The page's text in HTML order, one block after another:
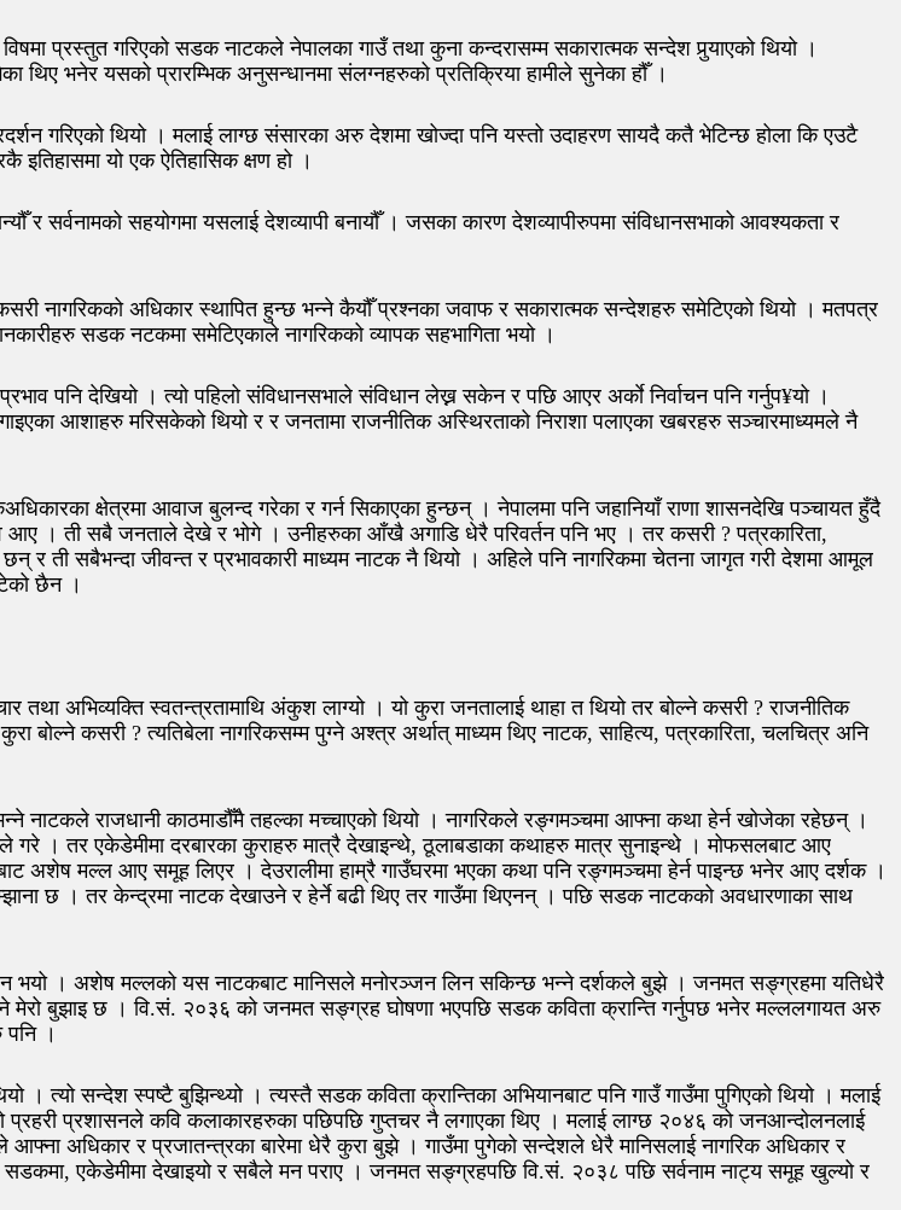
प्रस्तुत गरिएको सडक नाटकले नेपालका गाउँ तथा कुना कन्दरासम्म सकारात्मक सन्देश पुर्‍याएको थियो ।
भनेर यसको प्रारम्भिक अनुसन्धानमा संलग्नहरुको प्रतिक्रिया हामीले सुनेका हौँ ।
गरिएको थियो । मलाई लाग्छ संसारका अरु देशमा खोज्दा पनि यस्तो उदाहरण सायदै कतै भेटिन्छ होला कि एउटै
यो एक ऐतिहासिक क्षण हो ।
र सर्वनामको सहयोगमा यसलाई देशव्यापी बनायौँ । जसका कारण देशव्यापीरुपमा संविधानसभाको आवश्यकता र
नागरिकको अधिकार स्थापित हुन्छ भन्ने कैयौँ प्रश्नका जवाफ र सकारात्मक सन्देशहरु समेटिएको थियो । मतपत्र
सडक नटकमा समेटिएकाले नागरिकको व्यापक सहभागिता भयो ।
पनि देखियो । त्यो पहिलो संविधानसभाले संविधान लेख्न सकेन र पछि आएर अर्काे निर्वाचन पनि गर्नुप¥यो ।
आशाहरु मरिसकेको थियो र र जनतामा राजनीतिक अस्थिरताको निराशा पलाएका खबरहरु सञ्चारमाध्यमले नै
क्षेत्रमा आवाज बुलन्द गरेका र गर्न सिकाएका हुन्छन् । नेपालमा पनि जहानियाँ राणा शासनदेखि पञ्चायत हुँदै
आए । ती सबै जनताले देखे र भोगे । उनीहरुका आँखै अगाडि धेरै परिवर्तन पनि भए । तर कसरी ? पत्रकारिता,
र ती सबैभन्दा जीवन्त र प्रभावकारी माध्यम नाटक नै थियो । अहिले पनि नागरिकमा चेतना जागृत गरी देशमा आमूल
छैन ।
अभिव्यक्ति स्वतन्त्रतामाथि अंकुश लाग्यो । यो कुरा जनतालाई थाहा त थियो तर बोल्ने कसरी ? राजनीतिक
बोल्ने कसरी ? त्यतिबेला नागरिकसम्म पुग्ने अश्त्र अर्थात् माध्यम थिए नाटक, साहित्य, पत्रकारिता, चलचित्र अनि
नाटकले राजधानी काठमाडौँमै तहल्का मच्चाएको थियो । नागरिकले रङ्गमञ्चमा आफ्ना कथा हेर्न खोजेका रहेछन् ।
। तर एकेडेमीमा दरबारका कुराहरु मात्रै देखाइन्थे, ठूलाबडाका कथाहरु मात्र सुनाइन्थे । मोफसलबाट आए
अशेष मल्ल आए समूह लिएर । देउरालीमा हाम्रै गाउँघरमा भएका कथा पनि रङ्गमञ्चमा हेर्न पाइन्छ भनेर आए दर्शक ।
छ । तर केन्द्रमा नाटक देखाउने र हेर्ने बढी थिए तर गाउँमा थिएनन् । पछि सडक नाटकको अवधारणाका साथ
भयो । अशेष मल्लको यस नाटकबाट मानिसले मनोरञ्जन लिन सकिन्छ भन्ने दर्शकले बुझे । जनमत सङ्ग्रहमा यतिधेरै
मेरो बुझाइ छ । वि.सं. २०३६ को जनमत सङ्ग्रह घोषणा भएपछि सडक कविता क्रान्ति गर्नुपछ भनेर मल्ललगायत अरु
।
त्यो सन्देश स्पष्टै बुझिन्थ्यो । त्यस्तै सडक कविता क्रान्तिका अभियानबाट पनि गाउँ गाउँमा पुगिएको थियो । मलाई
प्रशासनले कवि कलाकारहरुका पछिपछि गुप्तचर नै लगाएका थिए । मलाई लाग्छ २०४६ को जनआन्दोलनलाई
अधिकार र प्रजातन्त्रका बारेमा धेरै कुरा बुझे । गाउँमा पुगेको सन्देशले धेरै मानिसलाई नागरिक अधिकार र
एकेडेमीमा देखाइयो र सबैले मन पराए । जनमत सङ्ग्रहपछि वि.सं. २०३८ पछि सर्वनाम नाट्य समूह खुल्यो र